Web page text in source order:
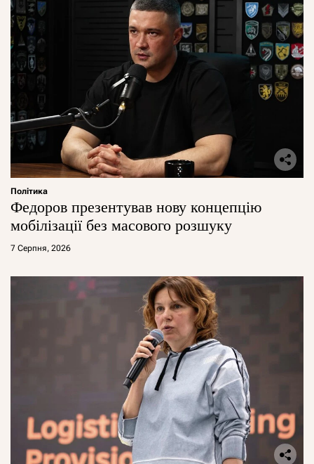
Політика
Федоров презентував нову концепцію
мобілізації без масового розшуку
7 Серпня, 2026